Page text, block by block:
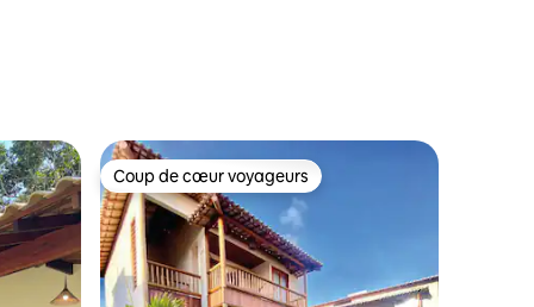
plus aimésCoup de cœur voyageurs
Coup de cœur voyageurs